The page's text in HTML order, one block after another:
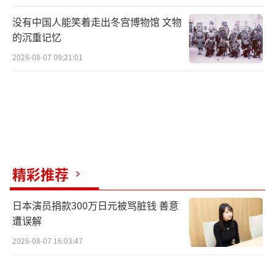
没有中国人能笑着走出冬宫博物馆 文物
的沉重记忆
2026-08-07 09:21:01
精彩推荐
日本演员捐款300万日元被骂脏钱 善意
遭误解
2026-08-07 16:03:47